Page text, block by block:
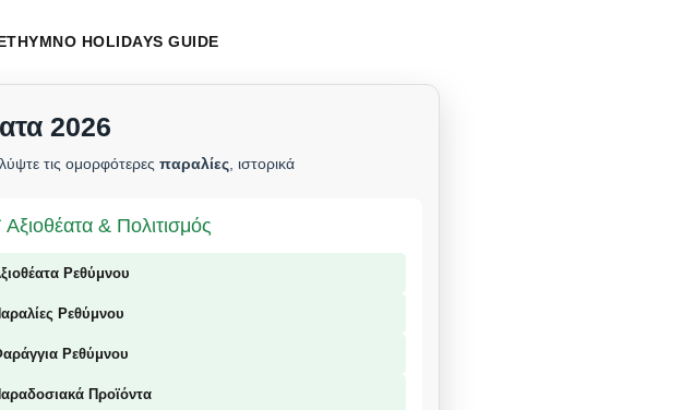
HOLIDAYS GUIDE
2026
τις ομορφότερες παραλίες , ιστορικά
Αξιοθέατα & Πολιτισμός
Ρεθύμνου
Ρεθύμνου
Ρεθύμνου
Προϊόντα